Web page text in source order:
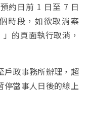
約日前 1 日至 7 日
時段，如欲取消案
」的頁面執行取消，
戶政事務所辦理，超
停當事人日後的線上